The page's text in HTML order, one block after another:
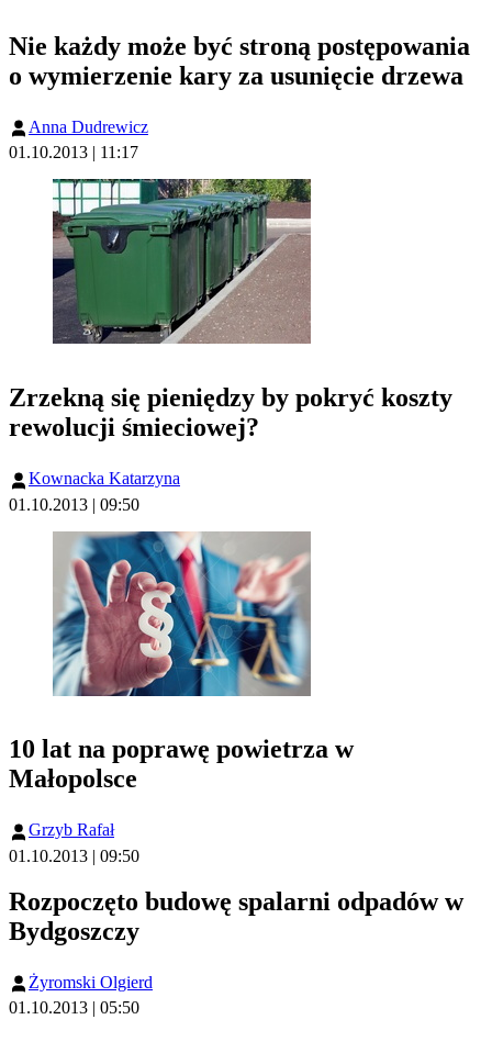
Nie każdy może być stroną postępowania
o wymierzenie kary za usunięcie drzewa
Anna Dudrewicz
01.10.2013 | 11:17
Zrzekną się pieniędzy by pokryć koszty
rewolucji śmieciowej?
Kownacka Katarzyna
01.10.2013 | 09:50
10 lat na poprawę powietrza w
Małopolsce
Grzyb Rafał
01.10.2013 | 09:50
Rozpoczęto budowę spalarni odpadów w
Bydgoszczy
Żyromski Olgierd
01.10.2013 | 05:50